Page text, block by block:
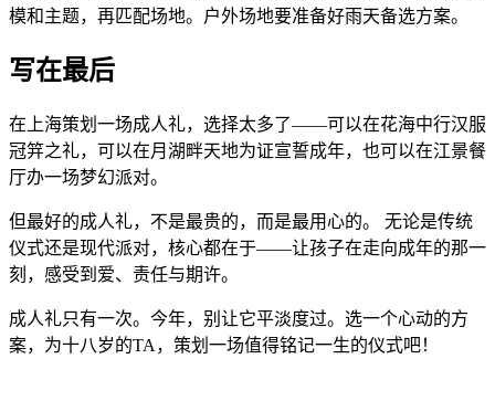
模和主题，再匹配场地。户外场地要准备好雨天备选方案。
写在最后
在上海策划一场成人礼，选择太多了——可以在花海中行汉服
冠笄之礼，可以在月湖畔天地为证宣誓成年，也可以在江景餐
厅办一场梦幻派对。
但最好的成人礼，不是最贵的，而是最用心的。 无论是传统
仪式还是现代派对，核心都在于——让孩子在走向成年的那一
刻，感受到爱、责任与期许。
成人礼只有一次。今年，别让它平淡度过。选一个心动的方
案，为十八岁的TA，策划一场值得铭记一生的仪式吧！